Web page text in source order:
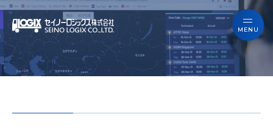
セイノーロジックスを知る
サービス
お役立ちブログ
セイノーロジックスを知る